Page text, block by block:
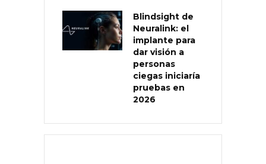
Blindsight de
Neuralink: el
implante para
dar visión a
personas
ciegas iniciaría
pruebas en
2026